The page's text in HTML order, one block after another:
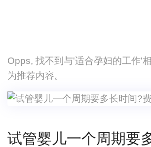
Opps, 找不到与'适合孕妇的工作'
为推荐内容。
试管婴儿一个周期要